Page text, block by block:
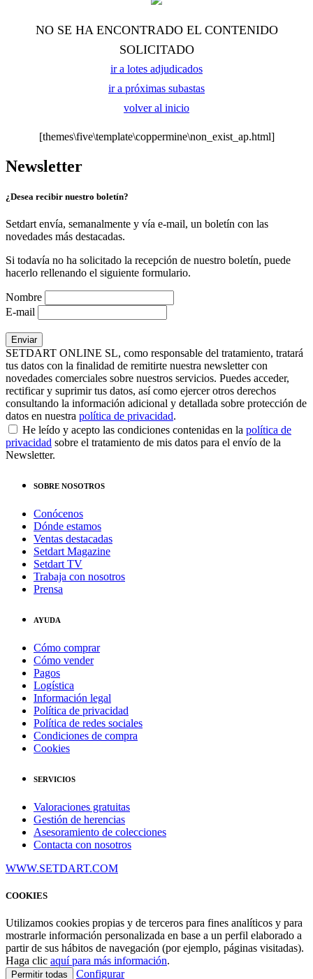
NO SE HA ENCONTRADO EL CONTENIDO
SOLICITADO
ir a lotes adjudicados
ir a próximas subastas
volver al inicio
[themes\five\template\coppermine\non_exist_ap.html]
Newsletter
¿Desea recibir nuestro boletín?
Setdart envía, semanalmente y vía e-mail, un boletín con las
novedades más destacadas.
Si todavía no ha solicitado la recepción de nuestro boletín, puede
hacerlo rellenando el siguiente formulario.
Nombre
E-mail
SETDART ONLINE SL, como responsable del tratamiento, tratará
tus datos con la finalidad de remitirte nuestra newsletter con
novedades comerciales sobre nuestros servicios. Puedes acceder,
rectificar y suprimir tus datos, así como ejercer otros derechos
consultando la información adicional y detallada sobre protección de
datos en nuestra política de privacidad.
He leído y acepto las condiciones contenidas en la política de
privacidad sobre el tratamiento de mis datos para el envío de la
Newsletter.
SOBRE NOSOTROS
Conócenos
Dónde estamos
Ventas destacadas
Setdart Magazine
Setdart TV
Trabaja con nosotros
Prensa
AYUDA
Cómo comprar
Cómo vender
Pagos
Logística
Información legal
Política de privacidad
Política de redes sociales
Condiciones de compra
Cookies
SERVICIOS
Valoraciones gratuitas
Gestión de herencias
Asesoramiento de colecciones
Contacta con nosotros
WWW.SETDART.COM
COOKIES
Utilizamos cookies propias y de terceros para fines analíticos y para
mostrarle información personalizada en base a un perfil elaborado a
partir de sus hábitos de navegación (por ejemplo, páginas visitadas).
Haga clic aquí para más información.
Permitir todas Configurar